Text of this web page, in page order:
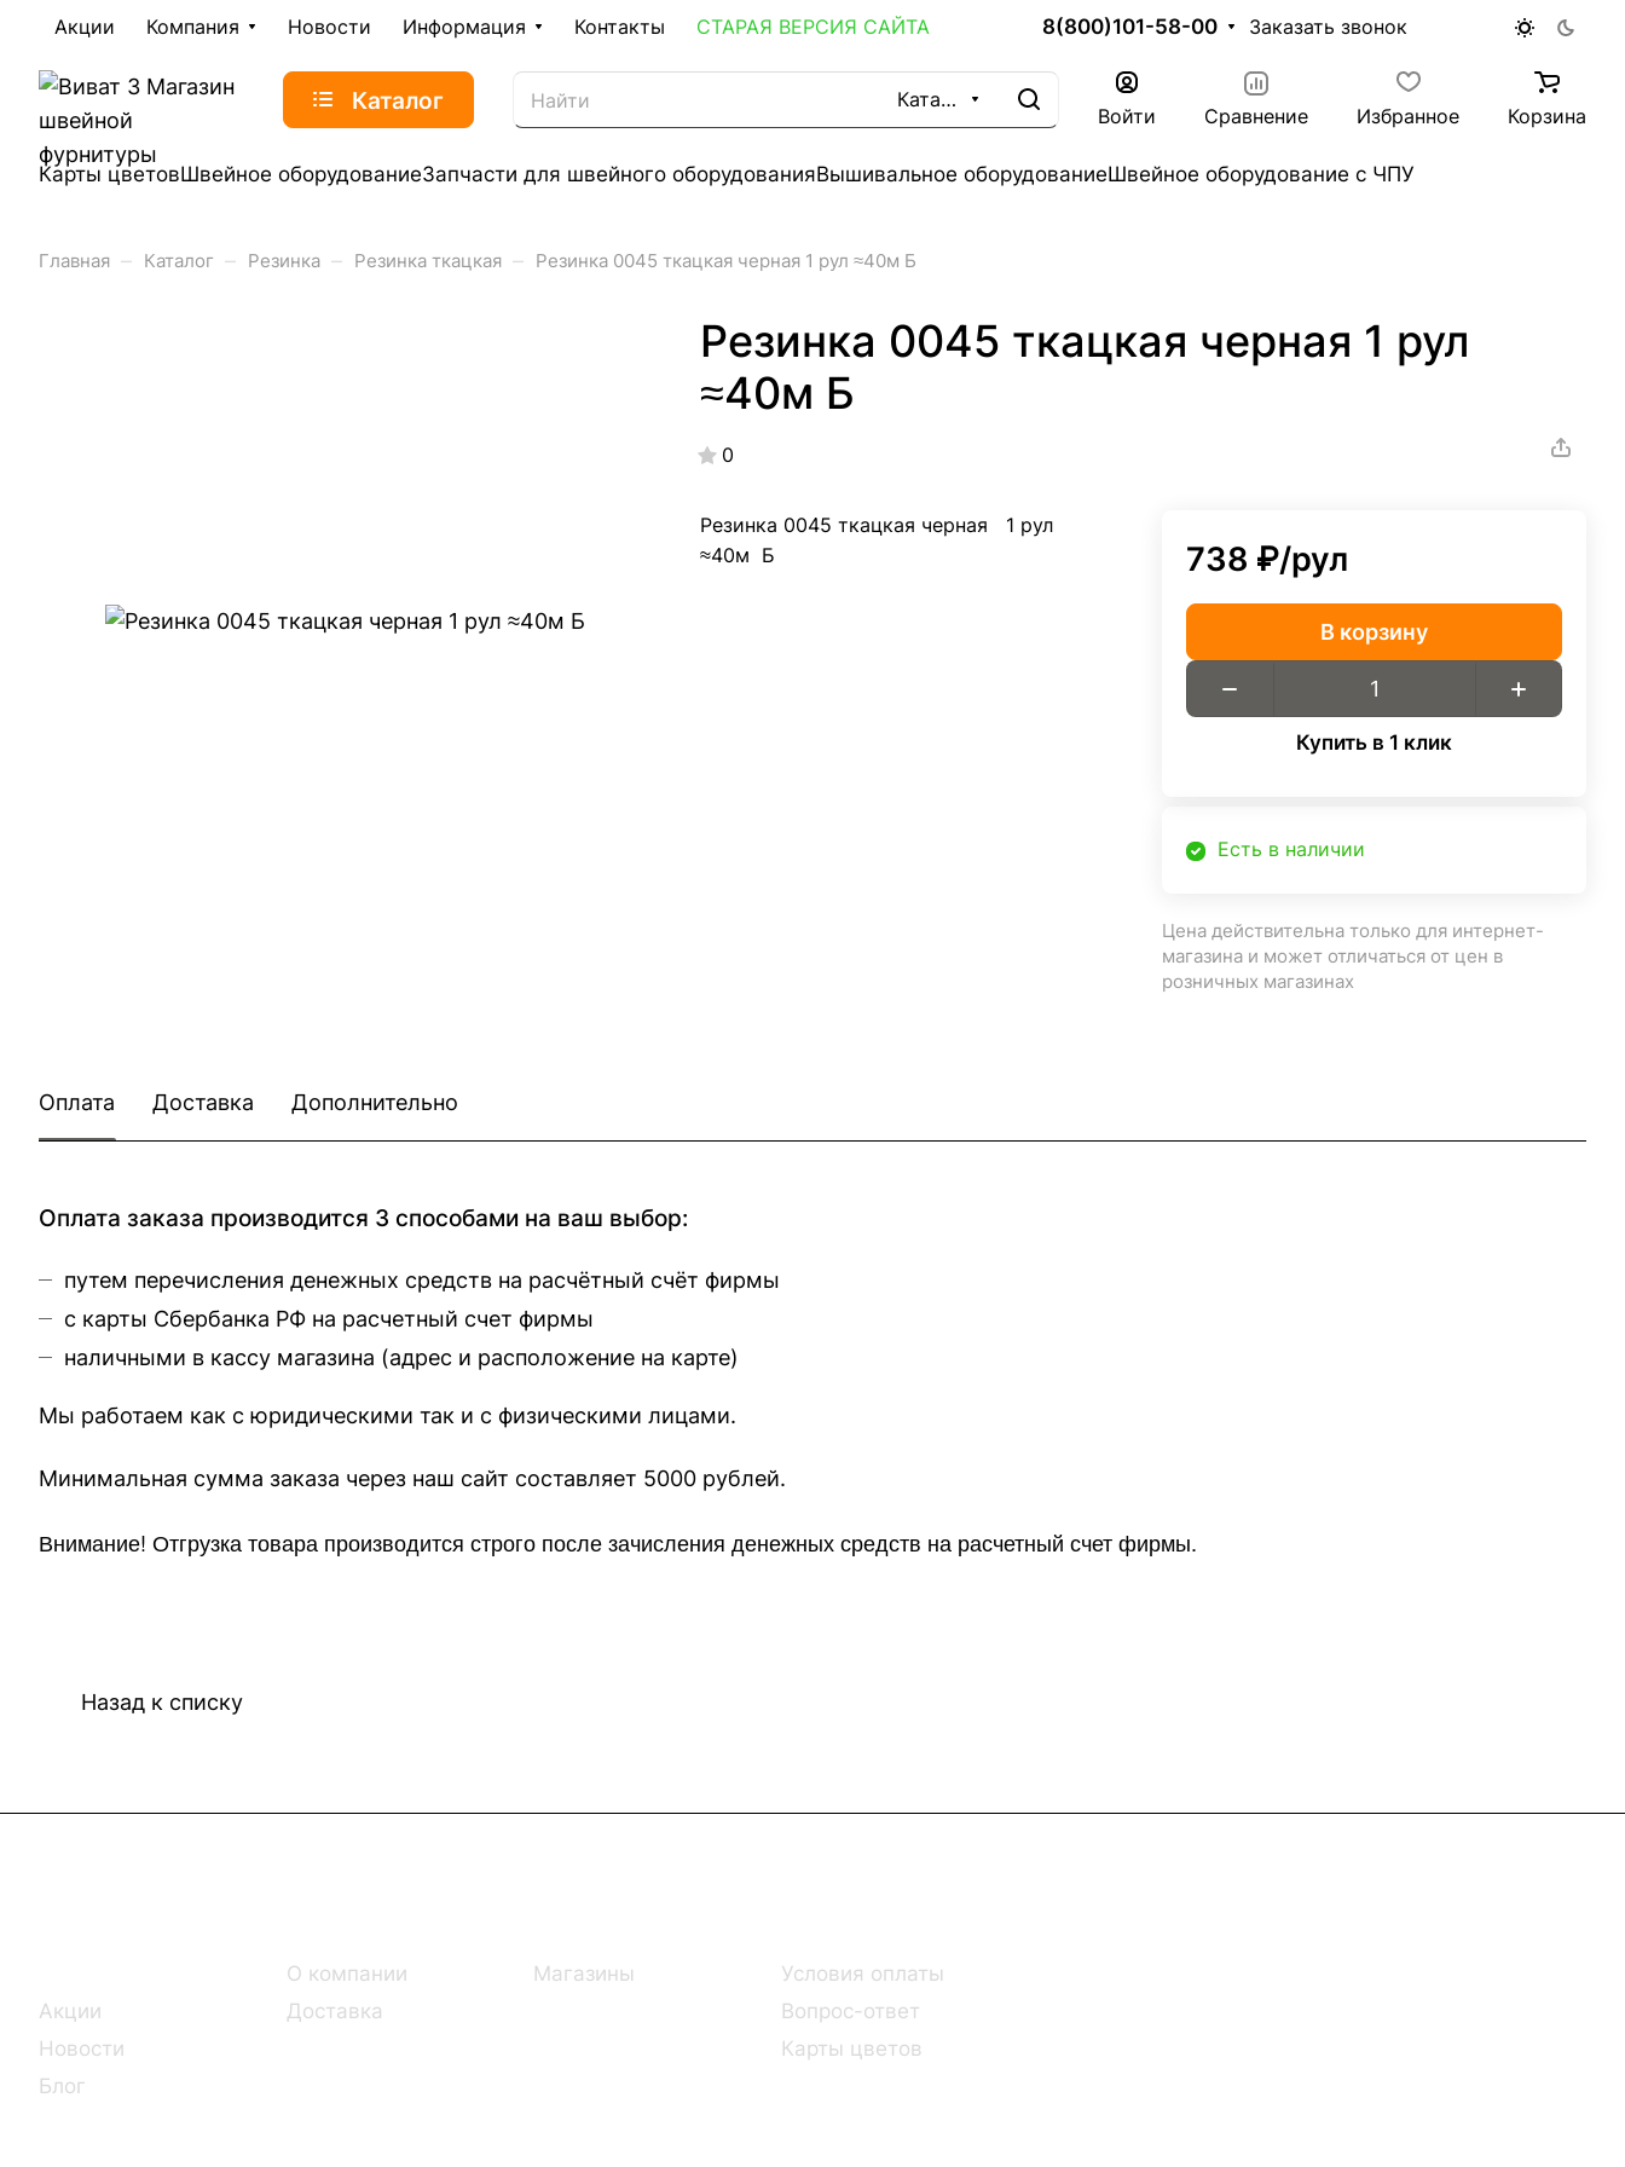
Акции Компания Новости Информация Контакты СТАРАЯ ВЕРСИЯ САЙТА 8(800)101-58-00 Заказать звонок
Каталог Каталог
Войти Сравнение Избранное Корзина
Карты цветовШвейное оборудованиеЗапчасти для швейного оборудованияВышивальное оборудованиеШвейное оборудование с ЧПУ
Главная – Каталог – Резинка – Резинка ткацкая – Резинка 0045 ткацкая черная 1 рул ≈40м Б
Резинка 0045 ткацкая черная 1 рул
≈40м Б
0
Резинка 0045 ткацкая черная 1 рул
≈40м Б
738 ₽/рул
В корзину
Купить в 1 клик
Есть в наличии
Цена действительна только для интернет-
магазина и может отличаться от цен в
розничных магазинах
Оплата Доставка Дополнительно
Оплата заказа производится 3 способами на ваш выбор:
путем перечисления денежных средств на расчётный счёт фирмы
с карты Сбербанка РФ на расчетный счет фирмы
наличными в кассу магазина (адрес и расположение на карте)
Мы работаем как с юридическими так и с физическими лицами.
Минимальная сумма заказа через наш сайт составляет 5000 рублей.
Внимание! Отгрузка товара производится строго после зачисления денежных средств на расчетный счет фирмы.
Назад к списку
Акции
Новости
Блог
О компании
Доставка
Магазины
Условия оплаты
Вопрос-ответ
Карты цветов